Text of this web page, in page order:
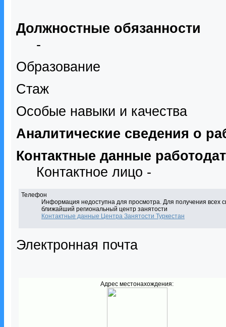
Должностные обязанности
-
Образование
Стаж
Особые навыки и качества
Аналитические сведения о
Контактные данные
Контактное лицо -
Телефон
Информация недоступна для просмотра. Для получения всех
ближайший региональный центр занятости
Контактные данные Центра Занятости Туркестан
Электронная почта
Адрес местонахождения: